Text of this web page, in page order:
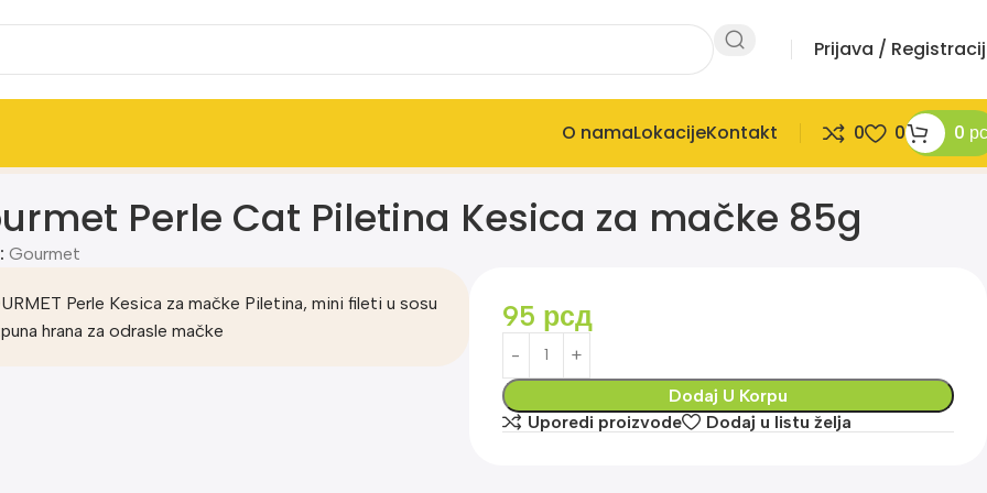
Prijava /
O namaLokacijeKontakt 0 0 0
Perle Cat Piletina Kesica za mačke 85g
Gourmet
Perle Kesica za mačke Piletina, mini fileti u sosu
hrana za odrasle mačke
95 рсд
Dodaj U Korpu
Uporedi proizvode
Dodaj u listu želja